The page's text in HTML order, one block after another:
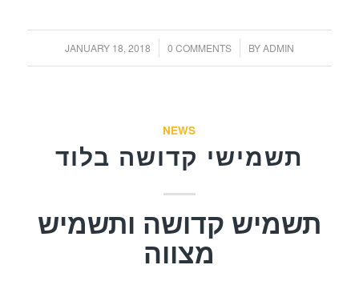
JANUARY 18, 2018
/ 0 COMMENTS
/ BYADMIN
NEWS
תשמישי קדושה בלוד
תשמיש קדושה ותשמיש
מצווה